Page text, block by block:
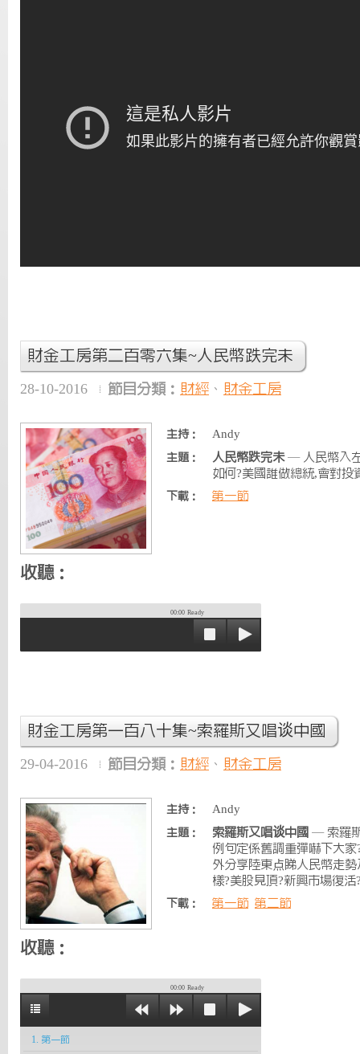
財金工房第二百零六集~人民幣跌完未
28-10-2016 節目分類： 財經 、 財金工房
主持： Andy
主題： 人民幣跌完未— 人民幣入
如何?美國誰做總統,會對投
下載： 第一節
收聽：
00:00 Ready
財金工房第一百八十集~索羅斯又唱谈中國
29-04-2016 節目分類： 財經 、 財金工房
主持： Andy
主題： 索羅斯又唱谈中國 — 索羅
例句定係舊調重彈嚇下大家
外分享陸東点睇人民幣走
樣?美股見頂?新興市場復活
下載： 第一節 第二節
收聽：
00:00 Ready
1. 第一節